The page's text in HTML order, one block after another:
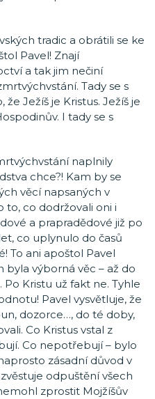
tradic a obrátili se ke
Pavel! Znají
a tak jim nečiní
Tady se s
Ježíš je Kristus. Ježíš je
I tady se s
naplnily
chce?! Kam by se
věcí napsaných v
to, co dodržovali oni i
a prapradědové již po
co uplynulo do časů
To ani apoštol Pavel
byla výborná věc – až do
Kristu už fakt ne. Tyhle
Pavel vysvětluje, že
dozorce…, do té doby,
Co Kristus vstal z
Co nepotřebují – bylo
zásadní důvod v
odpuštění všech
zprostit Mojžíšův